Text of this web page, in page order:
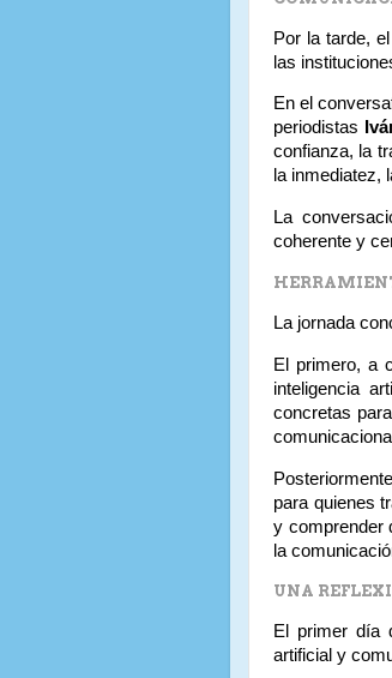
Por la tarde,
las
En el
periodistas
confianza, la
la inmediatez,
La
coherente y
La jornada
El primero, a
inteligencia
concretas
para quienes
y comprender
la
UNA
El primer día
artificial y